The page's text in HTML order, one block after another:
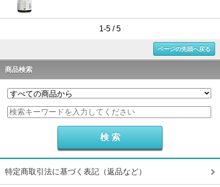
1-5 / 5
ページの先頭へ戻る
商品検索
特定商取引法に基づく表記（返品など）